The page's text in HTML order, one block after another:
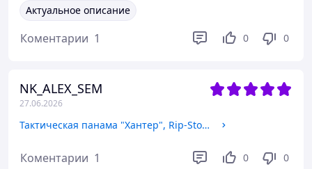
Актуальное описание
Коментарии 1 0 0
NK_ALEX_SEM
27.06.2026
Тактическая панама "Хантер", Rip-Stop, чёрная (Black), с велкро-регулировкой, дышащая, для службы, охраны L 59-60
Коментарии 1 0 0